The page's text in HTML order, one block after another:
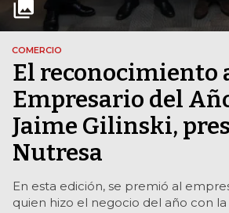
COMERCIO
El reconocimiento
Empresario del
Jaime Gilinski,
Nutresa
En esta edición, se premió al
quien hizo el negocio del año con